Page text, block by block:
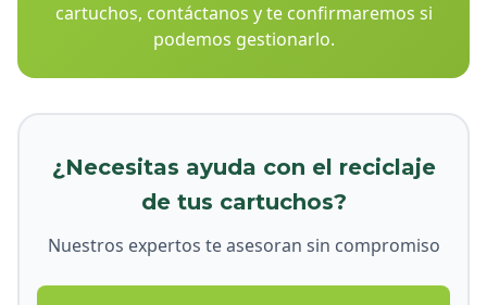
cartuchos, contáctanos y te confirmaremos si
podemos gestionarlo.
¿Necesitas ayuda con el reciclaje
de tus cartuchos?
Nuestros expertos te asesoran sin compromiso